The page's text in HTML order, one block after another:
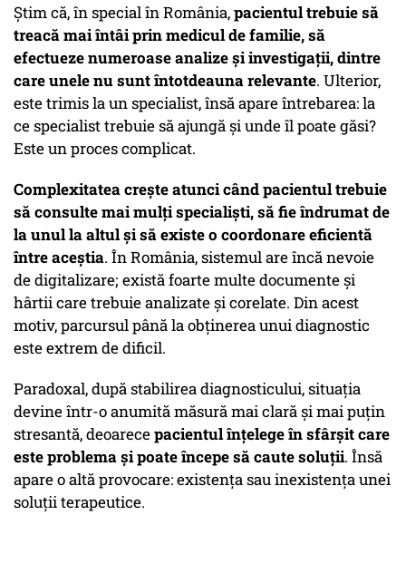
Știm că, în special în România,pacientul trebuie să
treacă mai întâi prin medicul de familie, să
efectueze numeroase analize și investigații, dintre
care unele nu sunt întotdeauna relevante. Ulterior,
este trimis la un specialist, însă apare întrebarea: la
ce specialist trebuie să ajungă și unde îl poate găsi?
Este un proces complicat.
Complexitatea crește atunci când pacientul trebuie
să consulte mai mulți specialiști, să fie îndrumat de
la unul la altul și să existe o coordonare eficientă
între aceștia. În România, sistemul are încă nevoie
de digitalizare; există foarte multe documente și
hârtii care trebuie analizate și corelate. Din acest
motiv, parcursul până la obținerea unui diagnostic
este extrem de dificil.
Paradoxal, după stabilirea diagnosticului, situația
devine într-o anumită măsură mai clară și mai puțin
stresantă, deoarecepacientul înțelege în sfârșit care
este problema și poate începe să caute soluții. Însă
apare o altă provocare: existența sau inexistența unei
soluții terapeutice.